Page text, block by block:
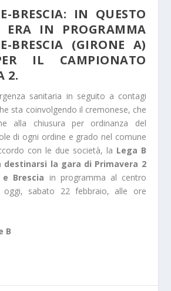
BRESCIA: IN QUESTO
ERA IN PROGRAMMA
BRESCIA (GIRONE A)
IL CAMPIONATO
2.
sanitaria in seguito a contagi
sta coinvolgendo il cremonese, che
alla chiusura per ordinanza del
di ogni ordine e grado nel comune
con le due società, la Lega B
destinarsi la gara di Primavera 2
Brescia in programma al centro
oggi, sabato 22 febbraio, alle ore
B